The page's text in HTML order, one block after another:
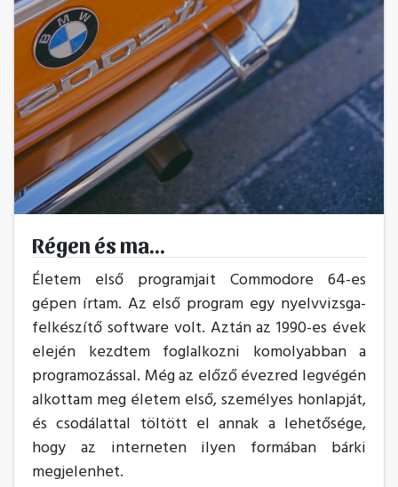
Régen és ma...
Életem első programjait Commodore 64-es
gépen írtam. Az első program egy nyelvvizsga-
felkészítő software volt. Aztán az 1990-es évek
elején kezdtem foglalkozni komolyabban a
programozással. Még az előző évezred legvégén
alkottam meg életem első, személyes honlapját,
és csodálattal töltött el annak a lehetősége,
hogy az interneten ilyen formában bárki
megjelenhet.